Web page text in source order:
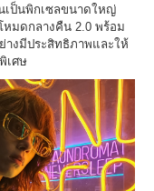
เป็นพิกเซลขนาดใหญ่
หมดกลางคืน 2.0 พร้อม
งมีประสิทธิภาพและให้
เศษ